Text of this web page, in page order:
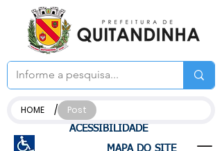
ACESSIBILIDADE
MAPA DO SITE
HOME / Post